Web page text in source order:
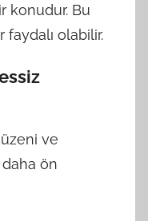
konudur. Bu
faydalı olabilir.
ve
ön